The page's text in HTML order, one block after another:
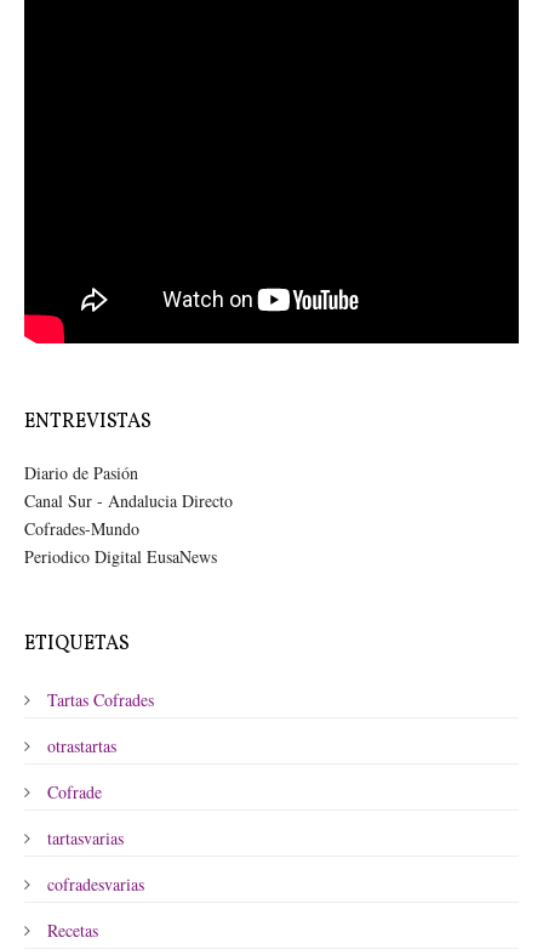
ENTREVISTAS
Diario de Pasión
Canal Sur - Andalucia Directo
Cofrades-Mundo
Periodico Digital EusaNews
ETIQUETAS
Tartas Cofrades
otrastartas
Cofrade
tartasvarias
cofradesvarias
Recetas